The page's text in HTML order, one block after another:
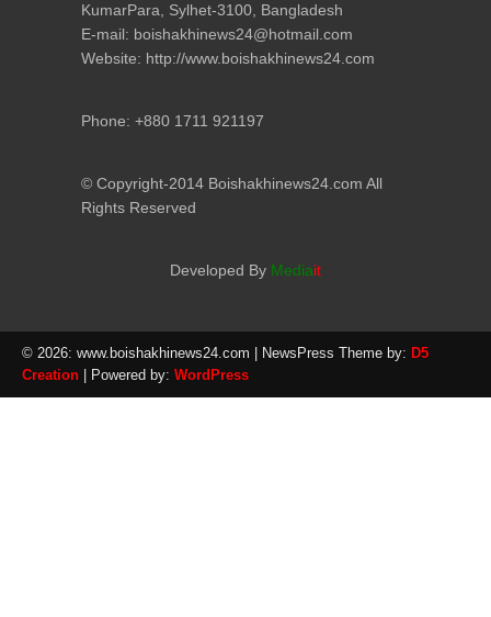
KumarPara, Sylhet-3100, Bangladesh
E-mail: boishakhinews24@hotmail.com
Website: http://www.boishakhinews24.com
Phone: +880 1711 921197
© Copyright-2014 Boishakhinews24.com All
Rights Reserved
Developed By Mediait
© 2026: www.boishakhinews24.com | NewsPress Theme by: D5
Creation | Powered by: WordPress